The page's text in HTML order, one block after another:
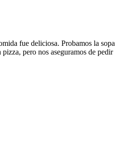
fue deliciosa. Probamos la sopa
pero nos aseguramos de pedir